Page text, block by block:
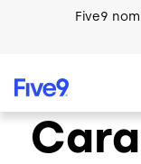
Skip to mainFive9